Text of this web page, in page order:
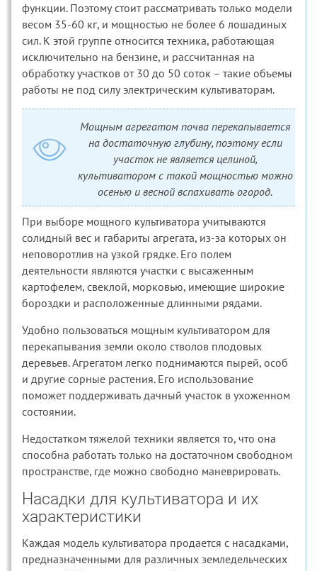
функции. Поэтому стоит рассматривать только модели
весом 35-60 кг, и мощностью не более 6 лошадиных
сил. К этой группе относится техника, работающая
исключительно на бензине, и рассчитанная на
обработку участков от 30 до 50 соток – такие объемы
работы не под силу электрическим культиваторам.
Мощным агрегатом почва перекапывается
на достаточную глубину, поэтому если
участок не является целиной,
культиватором с такой мощностью можно
осенью и весной вспахивать огород.
При выборе мощного культиватора учитываются
солидный вес и габариты агрегата, из-за которых он
неповоротлив на узкой грядке. Его полем
деятельности являются участки с высаженным
картофелем, свеклой, морковью, имеющие широкие
бороздки и расположенные длинными рядами.
Удобно пользоваться мощным культиватором для
перекапывания земли около стволов плодовых
деревьев. Агрегатом легко поднимаются пырей, особ
и другие сорные растения. Его использование
поможет поддерживать дачный участок в ухоженном
состоянии.
Недостатком тяжелой техники является то, что она
способна работать только на достаточном свободном
пространстве, где можно свободно маневрировать.
Насадки для культиватора и их
характеристики
Каждая модель культиватора продается с насадками,
предназначенными для различных земледельческих